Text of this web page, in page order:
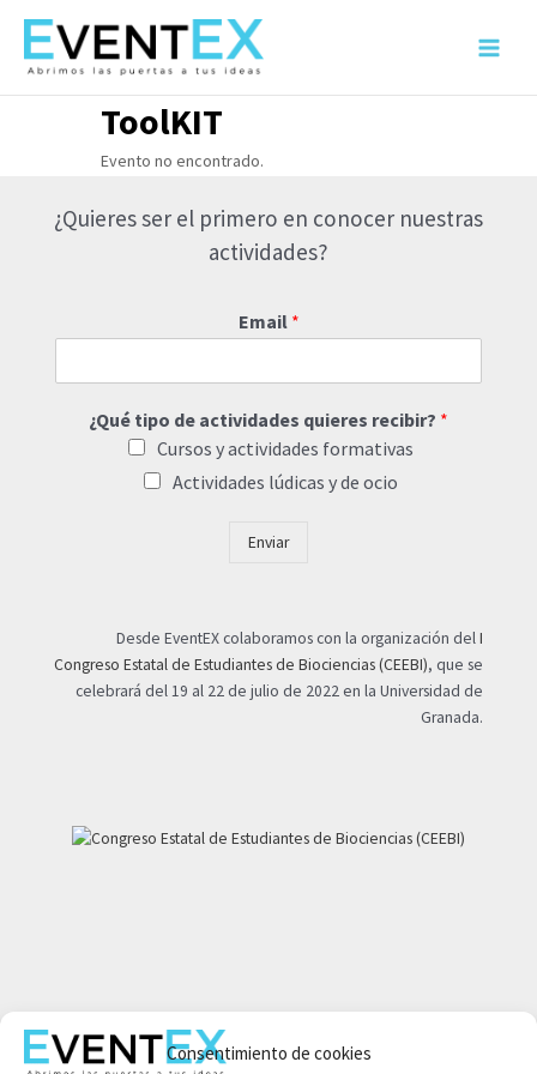
Consentimiento de cookies
contenido
Main
ToolKIT
Evento no encontrado.
¿Quieres ser el primero en conocer nuestras
actividades?
Email *
¿Qué tipo de actividades quieres recibir? *
Cursos y actividades formativas
Actividades lúdicas y de ocio
Enviar
Desde EventEX colaboramos con la organización delI
Congreso Estatal de Estudiantes de Biociencias (CEEBI), que se
celebrará del 19 al 22 de julio de 2022 en la Universidad de
Granada.
Aviso legal